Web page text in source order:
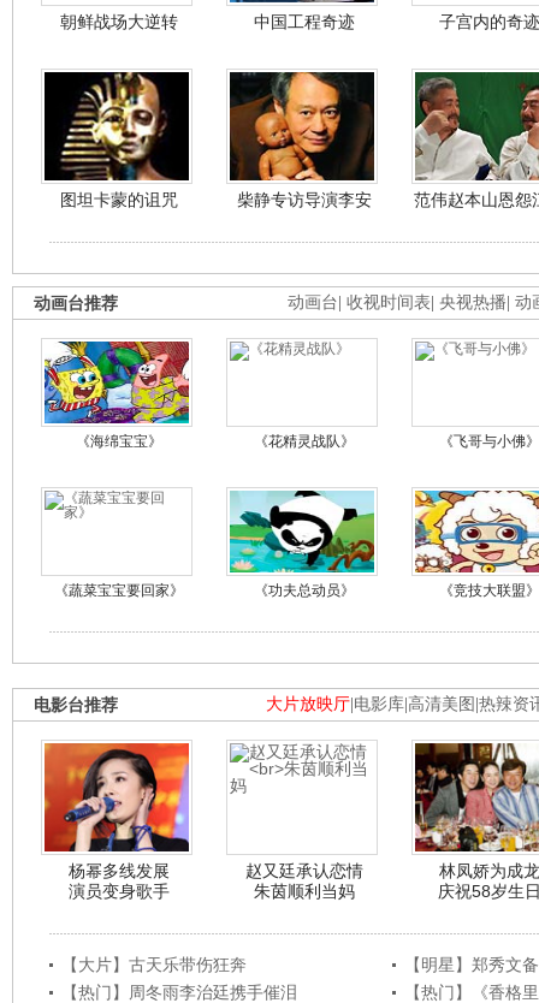
朝鲜战场大逆转 中国工程奇迹 子宫内的奇迹
图坦卡蒙的诅咒 柴静专访导演李安 范伟赵本山恩怨
动画台 收视时间表 央视热播 动
动画台推荐
《海绵宝宝》 《花精灵战队》 《飞哥与小佛》
《蔬菜宝宝要回家》 《功夫总动员》 《竞技大联盟》
大片放映厅 电影库 高清美图 热辣资
电影台推荐
杨幂多线发展
演员变身歌手
赵又廷承认恋情
朱茵顺利当妈
林凤娇为成龙
庆祝58岁生
【大片】古天乐带伤狂奔
【明星】郑秀文
【热门】周冬雨李治廷携手催泪
【热门】《香格